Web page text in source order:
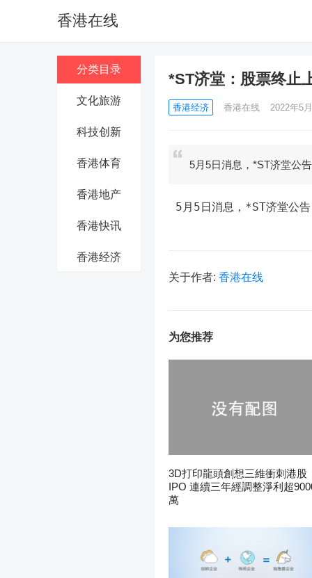
香港在线
分类目录
文化旅游
科技创新
香港体育
香港地产
香港快讯
香港经济
*ST济堂：股票终止
香港经济 香港在线 2022年5
5月5日消息，*ST济堂公
5月5日消息，*ST济堂公
关于作者: 香港在线
为您推荐
3D打印龍頭創想三維衝刺港股
IPO 連續三年經調整淨利超
萬